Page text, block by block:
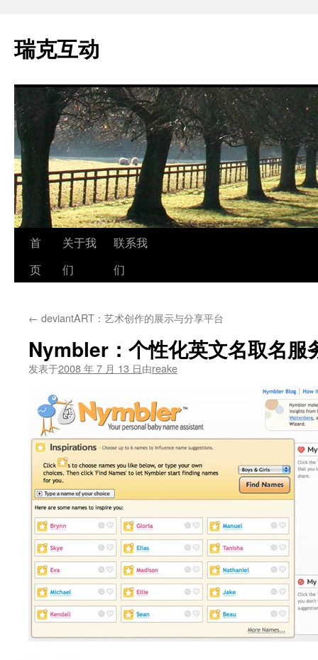
瑞克互动
跳
至
文
首
页
关于我
们
联系我
们
← deviantART：艺术创作的展示与分享平台
Nymbler：个性化英文名取名服
发表于2008 年 7 月 13 日由reake